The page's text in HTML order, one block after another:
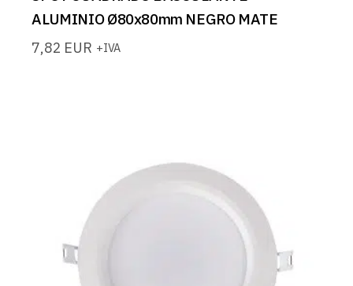
ALUMINIO Ø80x80mm NEGRO MATE
7,82 EUR +IVA